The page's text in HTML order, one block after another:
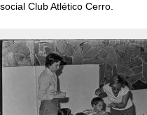
social Club Atlético Cerro.